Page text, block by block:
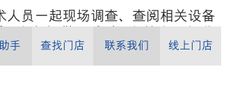
手 查找门店 联系我们 线上门店
员一起现场调查、查阅相关设备
程师提供一系列工程技术服务-润